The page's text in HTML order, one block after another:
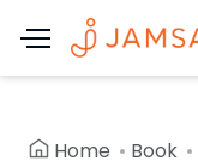
Home Book